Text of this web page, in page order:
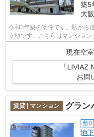
築5
大
令和3年築の物件です。駅から
立地です。こちらはマンショ
現在空
「LIVIAZ
お問
賃貸 | マンション グラン
敷0
地